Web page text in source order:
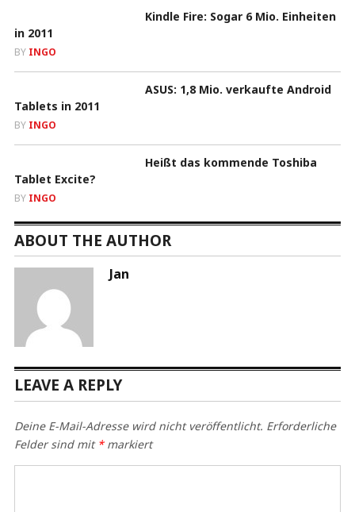
Kindle Fire: Sogar 6 Mio. Einheiten
in 2011
BY INGO
ASUS: 1,8 Mio. verkaufte Android
Tablets in 2011
BY INGO
Heißt das kommende Toshiba
Tablet Excite?
BY INGO
ABOUT THE AUTHOR
Jan
LEAVE A REPLY
Deine E-Mail-Adresse wird nicht veröffentlicht. Erforderliche
Felder sind mit *markiert